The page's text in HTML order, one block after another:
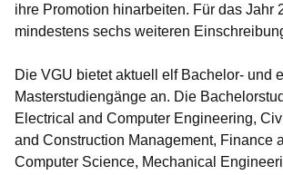
ihre Promotion hinarbeiten. Für das Jahr
mindestens sechs weiteren
Die VGU bietet aktuell elf Bachelor- und
Masterstudiengänge an. Die
Electrical and Computer Engineering,
and Construction Management, Finance
Computer Science, Mechanical